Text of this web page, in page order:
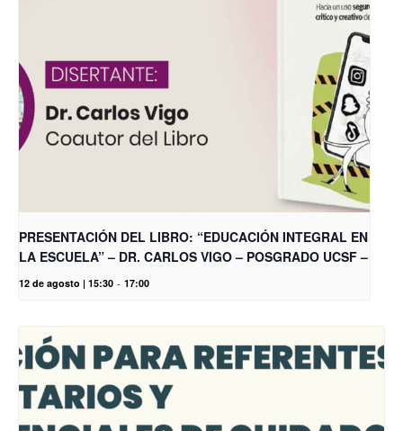
PRESENTACIÓN DEL LIBRO: “EDUCACIÓN INTEGRAL EN
LA ESCUELA” – DR. CARLOS VIGO – POSGRADO UCSF –
12 de agosto | 15:30 - 17:00